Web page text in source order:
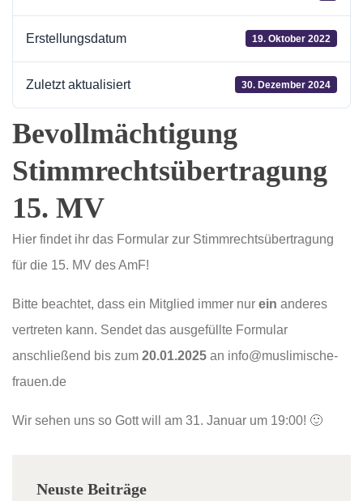
Erstellungsdatum 19. Oktober 2022
Zuletzt aktualisiert 30. Dezember 2024
Bevollmächtigung
Stimmrechtsübertragung
15. MV
Hier findet ihr das Formular zur Stimmrechtsübertragung
für die 15. MV des AmF!
Bitte beachtet, dass ein Mitglied immer nur ein anderes
vertreten kann. Sendet das ausgefüllte Formular
anschließend bis zum 20.01.2025 an info@muslimische-
frauen.de
Wir sehen uns so Gott will am 31. Januar um 19:00! 🙂
Neuste Beiträge